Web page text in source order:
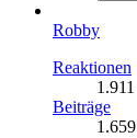
Robby
Reaktionen
1.911
Beiträge
1.659